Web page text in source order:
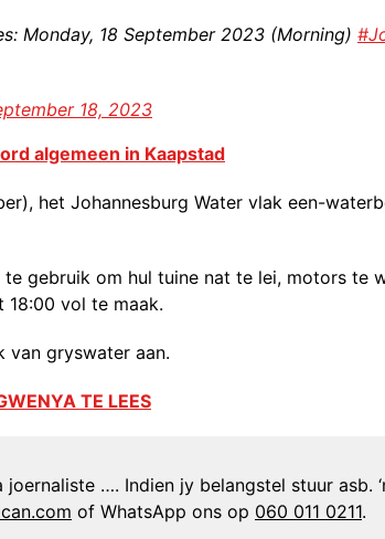
Monday, 18 September 2023 (Morning)
18, 2023
algemeen in Kaapstad
het Johannesburg Water vlak een-
gebruik om hul tuine nat te lei, motors te
18:00 vol te maak.
van gryswater aan.
TE LEES
…. Indien jy belangstel stuur asb.
of WhatsApp ons op 060 011 0211.